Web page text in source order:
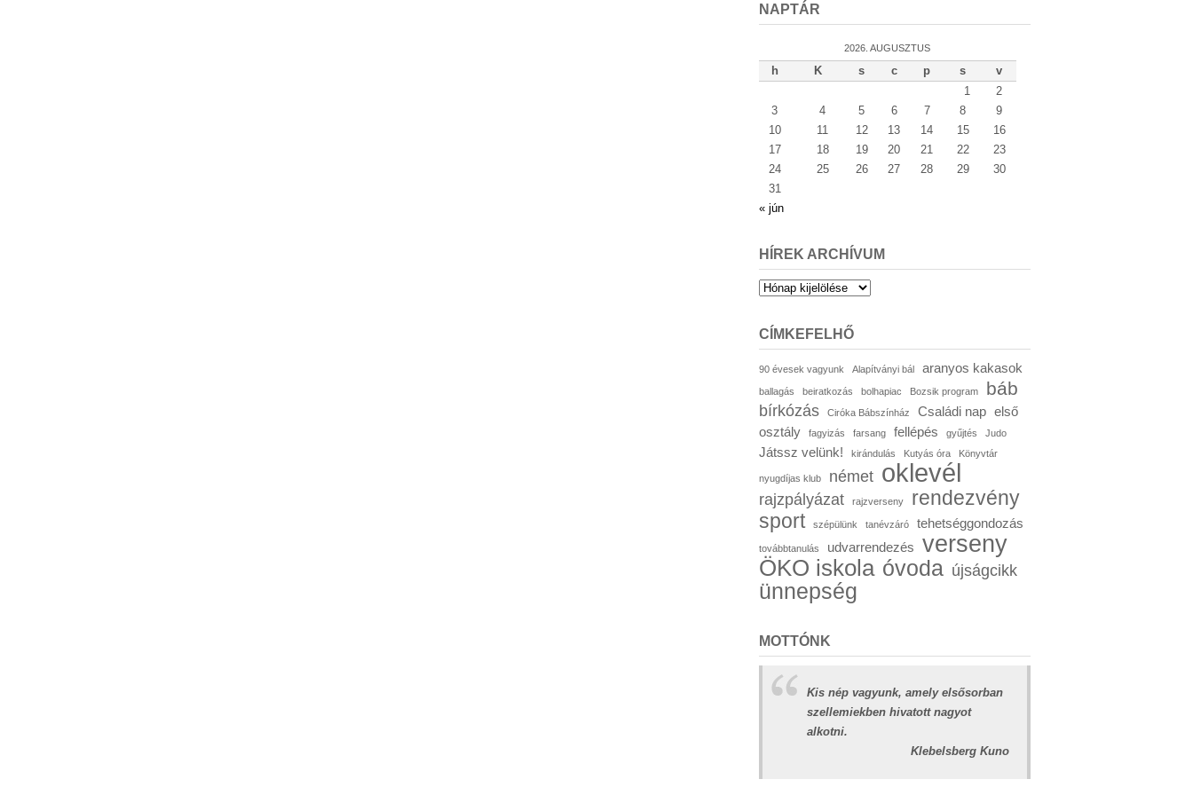
NAPTÁR
2026. AUGUSZTUS
h K s c p s
v
1
2
3
4 5 6 7 8
9
10
11 12 13 14 15
16
17
18 19 20 21 22
23
24
25 26 27 28 29
30
31
« jún
HÍREK ARCHÍVUM
Hírek
CÍMKEFELHŐ
90 évesek vagyunk Alapítványi bál aranyos kakasok
ballagás beiratkozás bolhapiac Bozsik program báb
bírkózás Ciróka Bábszínház Családi nap első
osztály
fagyizás farsang fellépés gyűjtés Judo
Játssz velünk! kirándulás Kutyás óra Könyvtár
nyugdíjas klub német oklevél
rajzpályázat rajzverseny
rendezvény
sport
szépülünk tanévzáró tehetséggondozás
továbbtanulás udvarrendezés verseny
ÖKO iskola óvoda újságcikk
ünnepség
MOTTÓNK
Kis nép vagyunk, amely elsősorban
szellemiekben hivatott nagyot
alkotni.
Klebelsberg Kuno